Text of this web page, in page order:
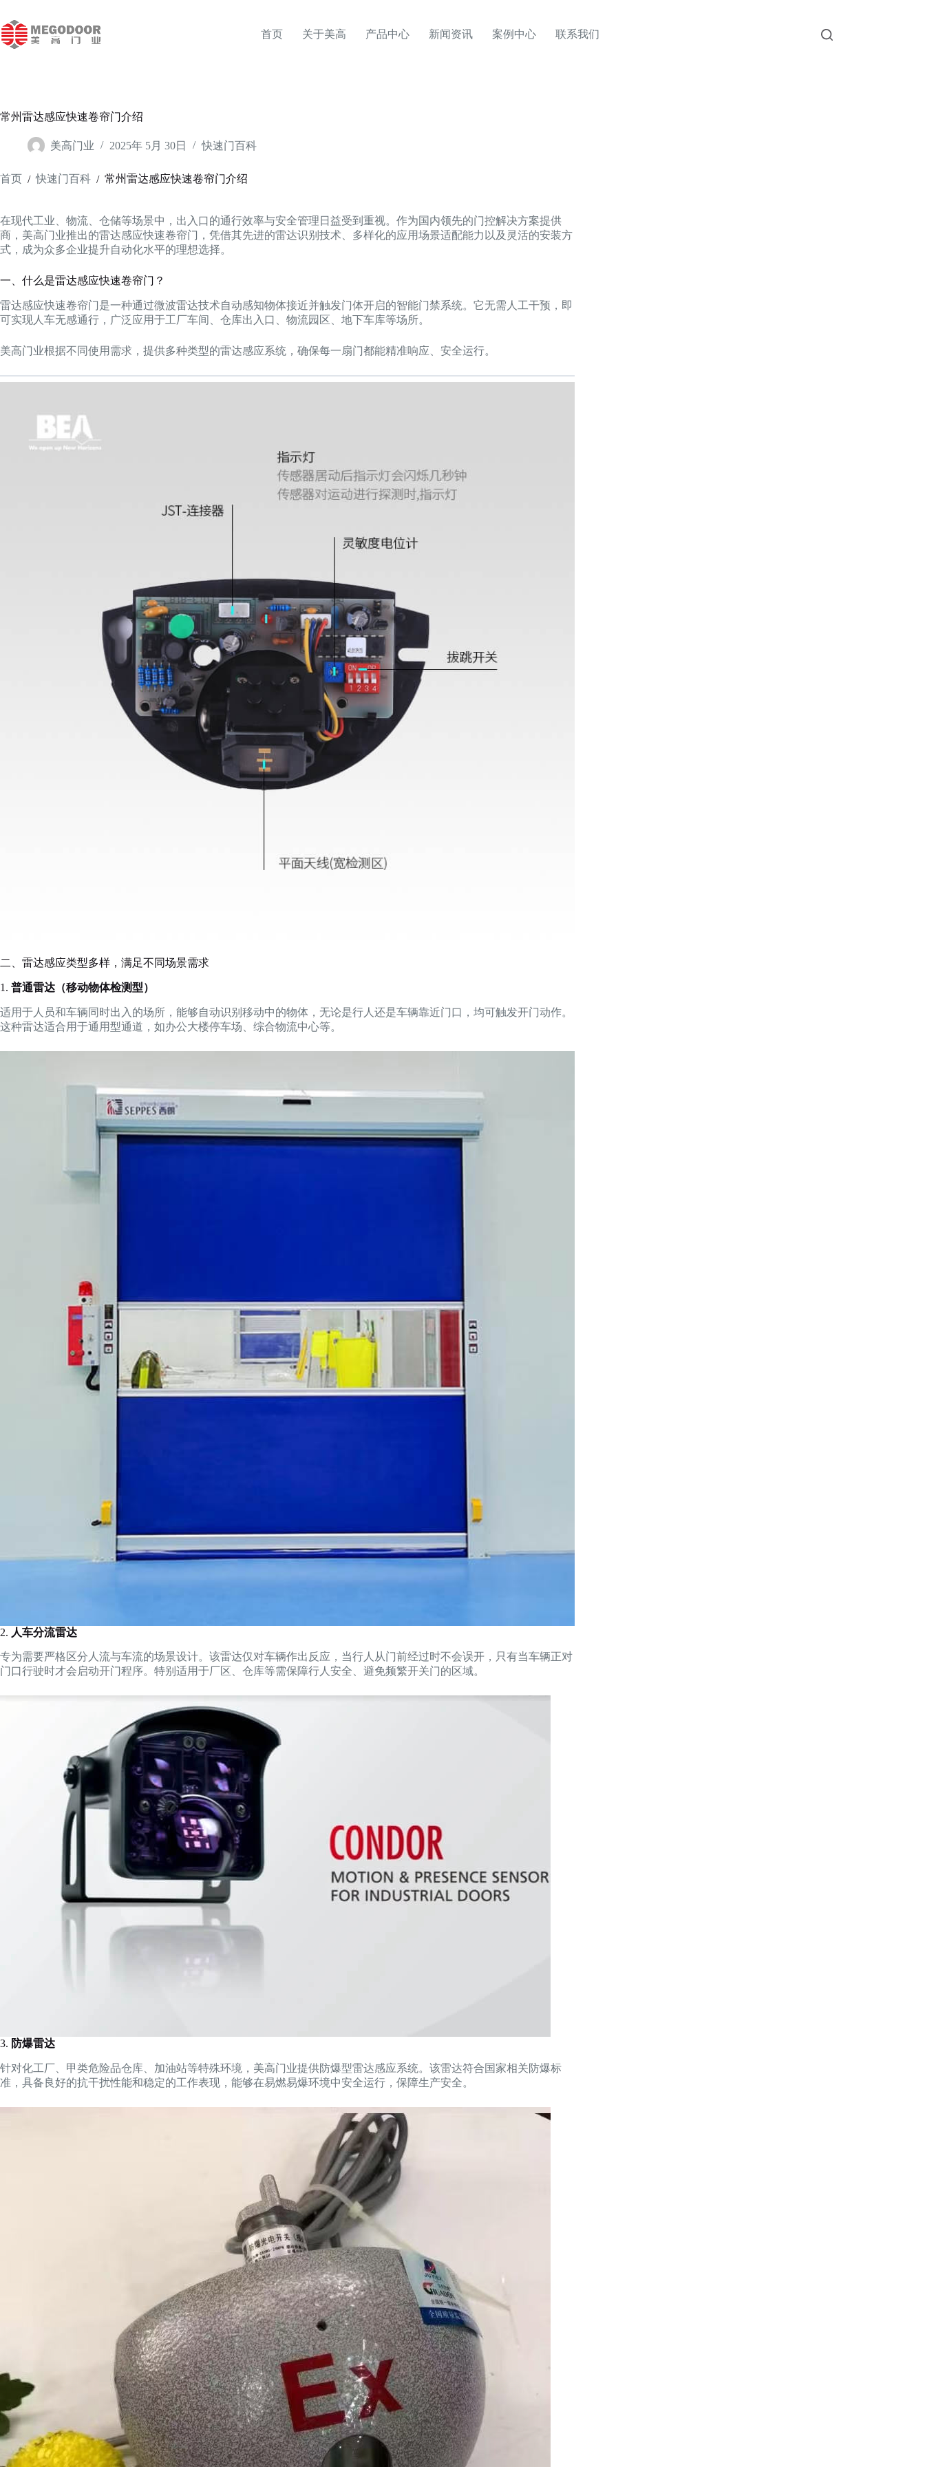
至
内
容
首页 关于美高 产品中心 新闻资讯 案例中心 联系我们
常州雷达感应快速卷帘门介绍
美高门业 2025年 5月 30日 快速门百科
首页 / 快速门百科 / 常州雷达感应快速卷帘门介绍
在现代工业、物流、仓储等场景中，出入口的通行效率与安全管理日益受到重视。作为国内领先的门控解决方案提供
商，美高门业推出的雷达感应快速卷帘门，凭借其先进的雷达识别技术、多样化的应用场景适配能力以及灵活的安装方
式，成为众多企业提升自动化水平的理想选择。
一、什么是雷达感应快速卷帘门？
雷达感应快速卷帘门是一种通过微波雷达技术自动感知物体接近并触发门体开启的智能门禁系统。它无需人工干预，即
可实现人车无感通行，广泛应用于工厂车间、仓库出入口、物流园区、地下车库等场所。
美高门业根据不同使用需求，提供多种类型的雷达感应系统，确保每一扇门都能精准响应、安全运行。
二、雷达感应类型多样，满足不同场景需求
1. 普通雷达（移动物体检测型）
适用于人员和车辆同时出入的场所，能够自动识别移动中的物体，无论是行人还是车辆靠近门口，均可触发开门动作。
这种雷达适合用于通用型通道，如办公大楼停车场、综合物流中心等。
2. 人车分流雷达
专为需要严格区分人流与车流的场景设计。该雷达仅对车辆作出反应，当行人从门前经过时不会误开，只有当车辆正对
门口行驶时才会启动开门程序。特别适用于厂区、仓库等需保障行人安全、避免频繁开关门的区域。
3. 防爆雷达
针对化工厂、甲类危险品仓库、加油站等特殊环境，美高门业提供防爆型雷达感应系统。该雷达符合国家相关防爆标
准，具备良好的抗干扰性能和稳定的工作表现，能够在易燃易爆环境中安全运行，保障生产安全。